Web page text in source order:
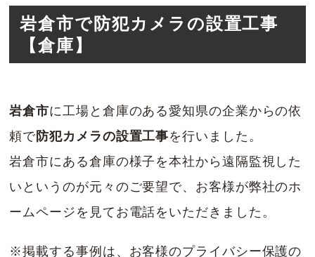
岩倉市で防犯カメラの設置工事
【倉庫】
岩倉市に工場と倉庫のある愛知県の企業からの依
頼で防犯カメラの設置工事を行いました。
岩倉市にある倉庫の様子を本社から遠隔監視した
いというのが元々のご要望で、お客様が弊社のホ
ームページを見てお電話をいただきました。
※掲載する事例は、お客様のプライバシー保護の